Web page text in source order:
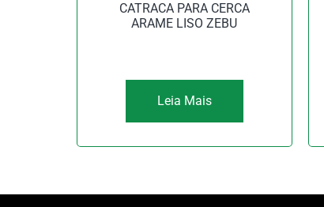
CATRACA PARA CERCA
ARAME LISO ZEBU
Leia Mais